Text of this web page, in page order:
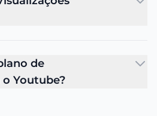
de
Youtube?